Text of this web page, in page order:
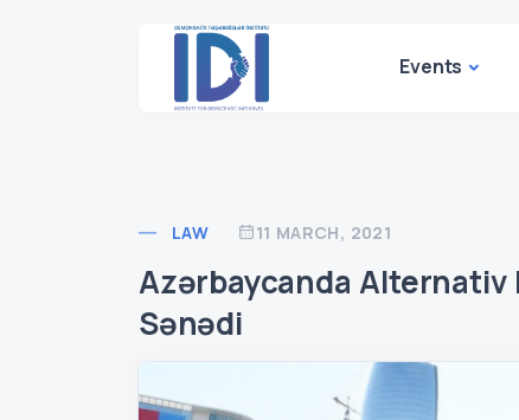
Events
LAW 11 MARCH, 2021
Azərbaycanda Alternativ
Sənədi